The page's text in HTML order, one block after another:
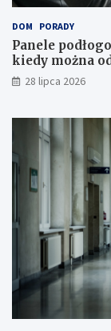
DOM PORADY
Panele
kiedy można
28 lipca 2026